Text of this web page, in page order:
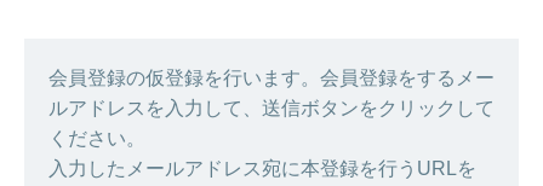
会員登録の仮登録を行います。会員登録をするメー
ルアドレスを入力して、送信ボタンをクリックして
ください。
入力したメールアドレス宛に本登録を行うURLを